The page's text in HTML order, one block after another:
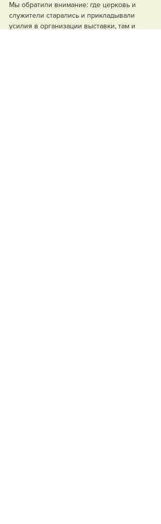
Мы обратили внимание: где церковь и
служители старались и прикладывали
усилия в организации выставки, там и